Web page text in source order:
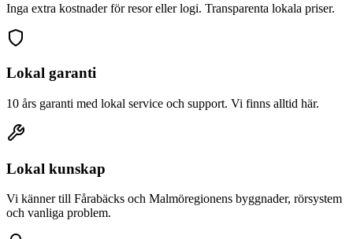
Inga extra kostnader för resor eller logi. Transparenta lokala priser.
Lokal garanti
10 års garanti med lokal service och support. Vi finns alltid här.
Lokal kunskap
Vi känner till Fårabäcks och Malmöregionens byggnader, rörsystem
och vanliga problem.